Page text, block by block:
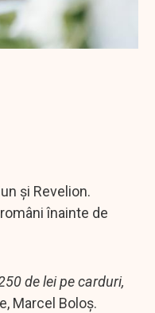
şi Revelion.
înainte de
de lei pe carduri,
Marcel Boloș.